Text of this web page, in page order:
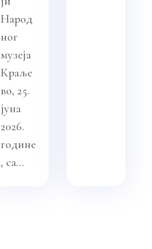
Народ
ног
музеја
Краље
во, 25.
јуна
2026.
године
, са...